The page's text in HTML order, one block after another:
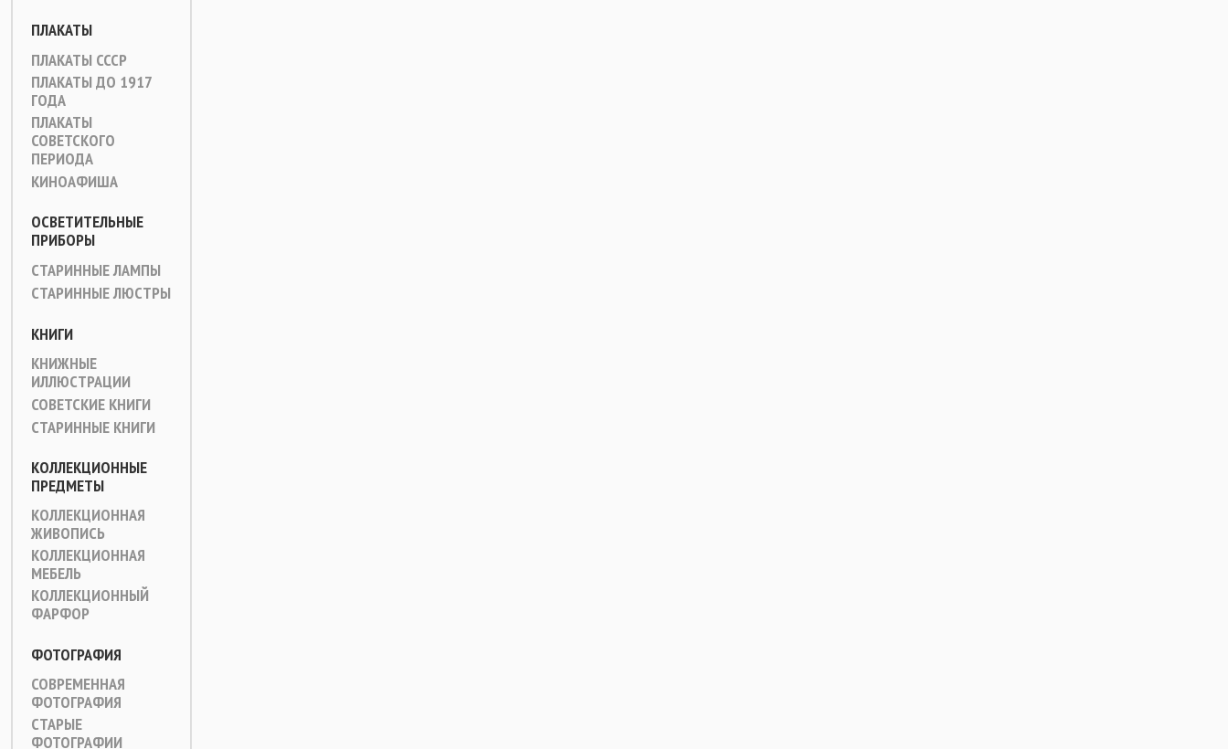
ПЛАКАТЫ
ПЛАКАТЫ СССР
ПЛАКАТЫ ДО 1917
ГОДА
ПЛАКАТЫ
СОВЕТСКОГО
ПЕРИОДА
КИНОАФИША
ОСВЕТИТЕЛЬНЫЕ
ПРИБОРЫ
СТАРИННЫЕ ЛАМПЫ
СТАРИННЫЕ ЛЮСТРЫ
КНИГИ
КНИЖНЫЕ
ИЛЛЮСТРАЦИИ
СОВЕТСКИЕ КНИГИ
СТАРИННЫЕ КНИГИ
КОЛЛЕКЦИОННЫЕ
ПРЕДМЕТЫ
КОЛЛЕКЦИОННАЯ
ЖИВОПИСЬ
КОЛЛЕКЦИОННАЯ
МЕБЕЛЬ
КОЛЛЕКЦИОННЫЙ
ФАРФОР
ФОТОГРАФИЯ
СОВРЕМЕННАЯ
ФОТОГРАФИЯ
СТАРЫЕ
ФОТОГРАФИИ